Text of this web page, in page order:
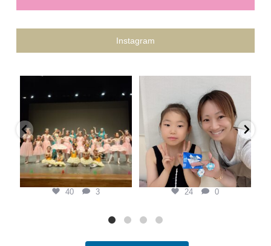
Instagram
7月 20
40 3
40 3
県外から私を見つけてくれて、
『この先生がいい！』と本人の意
思で通ってくれている生徒
...
7月 6
24 0
24 0